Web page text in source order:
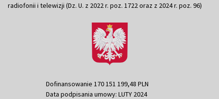
radiofonii i telewizji (Dz. U. z 2022 r. poz. 1722 oraz z 2024 r. poz. 96)
Dofinansowanie 170 151 199,48 PLN
Data podpisania umowy: LUTY 2024